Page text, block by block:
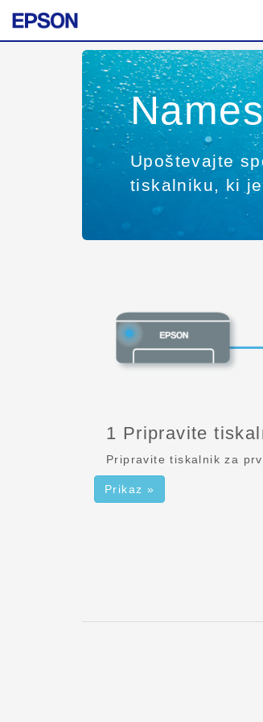
Upoštevajte
tiskalniku, ki
1 Pripravite
Pripravite tiskalnik za
Prikaz »